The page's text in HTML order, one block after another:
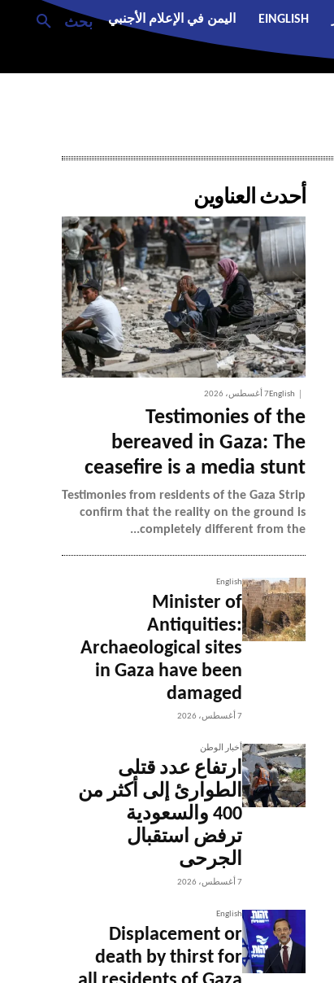
بحث EINGLISH اليمن في الإعلام الأجنبي
أحدث العناوين
English7 أغسطس، 2026
Testimonies of the
bereaved in Gaza: The
ceasefire is a media stunt
Testimonies from residents of the Gaza Strip
confirm that the reality on the ground is
completely different from the...
English
Minister of
Antiquities:
Archaeological sites
in Gaza have been
damaged
7 أغسطس، 2026
أخبار الوطن
ارتفاع عدد قتلى
الطوارئ إلى أكثر من
400 والسعودية
ترفض استقبال
الجرحى
7 أغسطس، 2026
English
Displacement or
death by thirst for